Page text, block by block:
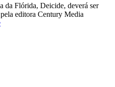
da Flórida, Deicide, deverá ser
editora Century Media